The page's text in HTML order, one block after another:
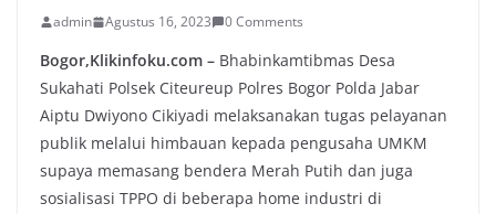
admin Agustus 16, 2023 0 Comments
Bogor,Klikinfoku.com – Bhabinkamtibmas Desa
Sukahati Polsek Citeureup Polres Bogor Polda Jabar
Aiptu Dwiyono Cikiyadi melaksanakan tugas pelayanan
publik melalui himbauan kepada pengusaha UMKM
supaya memasang bendera Merah Putih dan juga
sosialisasi TPPO di beberapa home industri di